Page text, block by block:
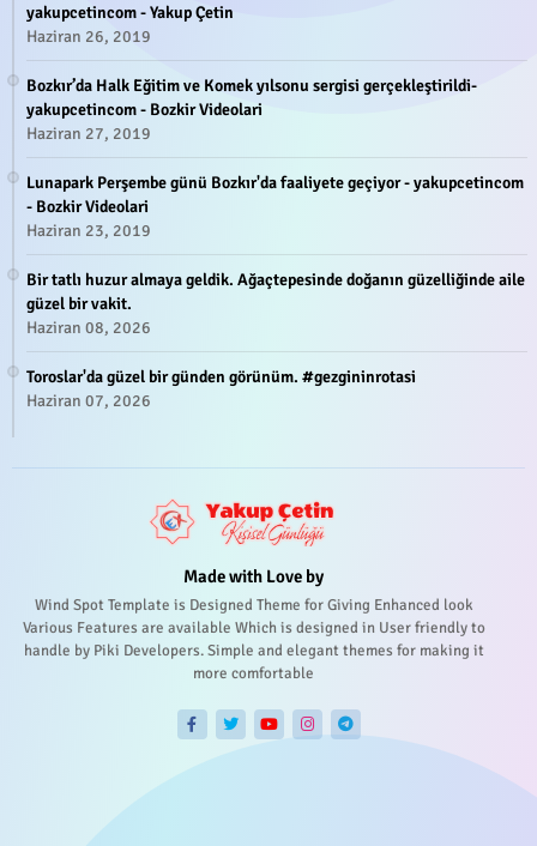
yakupcetincom - Yakup Çetin
Haziran 26, 2019
Bozkır’da Halk Eğitim ve Komek yılsonu sergisi gerçekleştirildi-
yakupcetincom - Bozkir Videolari
Haziran 27, 2019
Lunapark Perşembe günü Bozkır'da faaliyete geçiyor - yakupcetincom
- Bozkir Videolari
Haziran 23, 2019
Bir tatlı huzur almaya geldik. Ağaçtepesinde doğanın güzelliğinde aile
güzel bir vakit.
Haziran 08, 2026
Toroslar'da güzel bir günden görünüm. #gezgininrotasi
Haziran 07, 2026
Made with Love by
Wind Spot Template is Designed Theme for Giving Enhanced look
Various Features are available Which is designed in User friendly to
handle by Piki Developers. Simple and elegant themes for making it
more comfortable